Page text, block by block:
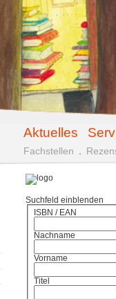
Aktuelles
Fachstellen
Suchfeld einblenden
ISBN / EAN
Nachname
Vorname
Titel